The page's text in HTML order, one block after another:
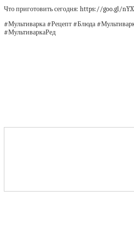
Что приготовить сегодня: https://goo.gl/
#Мультиварка #Рецепт #Блюда
#МультиваркаРед